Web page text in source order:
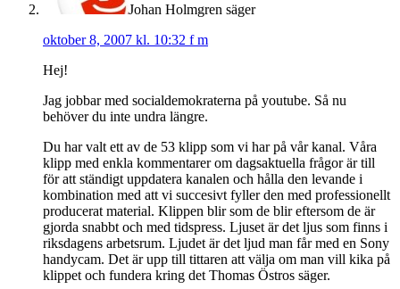
Johan Holmgren säger
oktober 8, 2007 kl. 10:32 f m
Hej!
Jag jobbar med socialdemokraterna på youtube. Så nu
behöver du inte undra längre.
Du har valt ett av de 53 klipp som vi har på vår kanal. Våra
klipp med enkla kommentarer om dagsaktuella frågor är till
för att ständigt uppdatera kanalen och hålla den levande i
kombination med att vi succesivt fyller den med professionellt
producerat material. Klippen blir som de blir eftersom de är
gjorda snabbt och med tidspress. Ljuset är det ljus som finns i
riksdagens arbetsrum. Ljudet är det ljud man får med en Sony
handycam. Det är upp till tittaren att välja om man vill kika på
klippet och fundera kring det Thomas Östros säger.